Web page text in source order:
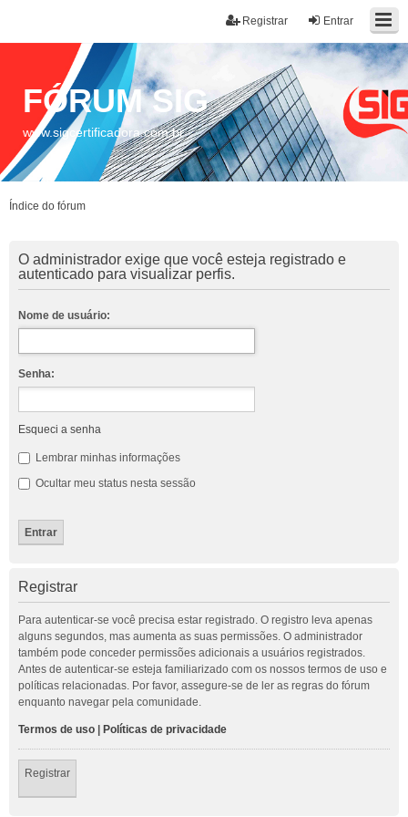
Entrar
Registrar
FÓRUM SIG
www.sigcertificadora.com.br
Índice do fórum
O administrador exige que você esteja registrado e
autenticado para visualizar perfis.
Nome de usuário:
Senha:
Esqueci a senha
Lembrar minhas informações
Ocultar meu status nesta sessão
Registrar
Para autenticar-se você precisa estar registrado. O registro leva apenas
alguns segundos, mas aumenta as suas permissões. O administrador
também pode conceder permissões adicionais a usuários registrados.
Antes de autenticar-se esteja familiarizado com os nossos termos de uso e
políticas relacionadas. Por favor, assegure-se de ler as regras do fórum
enquanto navegar pela comunidade.
Termos de uso Políticas de privacidade
Registrar